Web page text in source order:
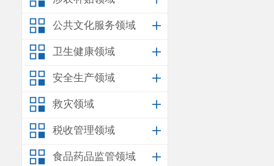
公共文化服务领域
卫生健康领域
安全生产领域
救灾领域
税收管理领域
食品药品监管领域